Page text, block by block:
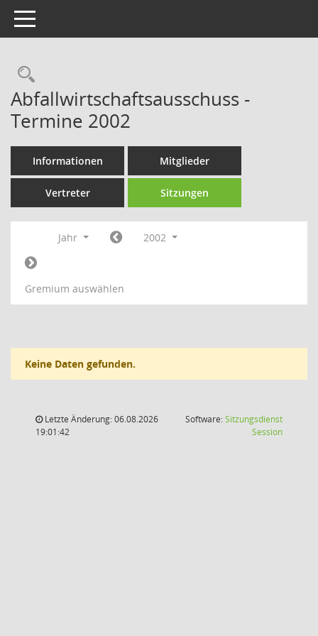
Toggle navigation
Rechercheauswahl
Abfallwirtschaftsausschuss -
Termine 2002
Informationen Mitglieder
Vertreter Sitzungen
Jahr 2002
Gremium auswählen
Keine Daten gefunden.
Letzte Änderung: 06.08.2026
19:01:42
Software:Sitzungsdienst
Session(Wird in